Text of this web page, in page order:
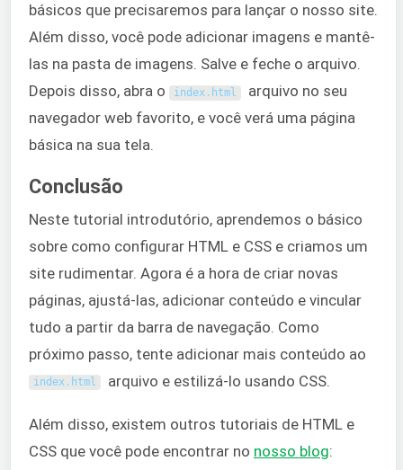
básicos que precisaremos para lançar o nosso site.
Além disso, você pode adicionar imagens e mantê-
las na pasta de imagens. Salve e feche o arquivo.
Depois disso, abra o
index. html arquivo no seu
navegador web favorito, e você verá uma página
básica na sua tela.
Conclusão
Neste tutorial introdutório, aprendemos o básico
sobre como configurar HTML e CSS e criamos um
site rudimentar. Agora é a hora de criar novas
páginas, ajustá-las, adicionar conteúdo e vincular
tudo a partir da barra de navegação. Como
próximo passo, tente adicionar mais conteúdo ao
index. html arquivo e estilizá-lo usando CSS.
Além disso, existem outros tutoriais de HTML e
CSS que você pode encontrar no nosso blog: